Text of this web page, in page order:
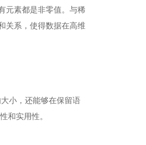
元素都是非零值。与稀
关系，使得数据在高维
小，还能够在保留语
和实用性。